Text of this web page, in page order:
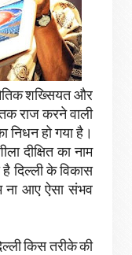
शख्सियत और
राज करने वाली
निधन हो गया है।
दीक्षित का नाम
दिल्ली के विकास
ना आए ऐसा संभव
किस तरीके की